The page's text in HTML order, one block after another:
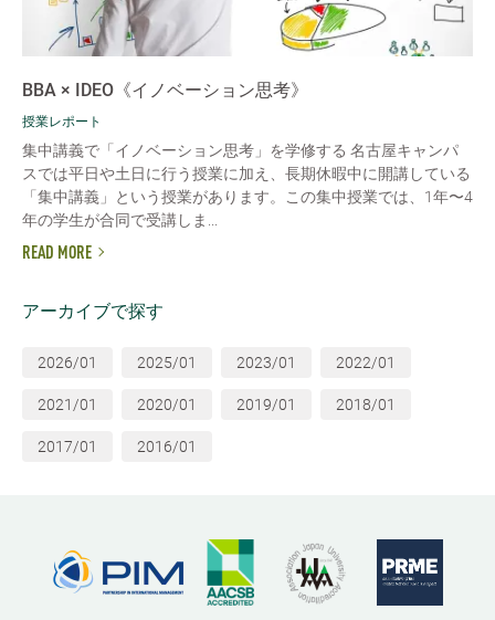
BBA × IDEO《イノベーション思考》
授業レポート
集中講義で「イノベーション思考」を学修する 名古屋キャンパ
スでは平日や土日に行う授業に加え、長期休暇中に開講している
「集中講義」という授業があります。この集中授業では、1年〜4
年の学生が合同で受講しま...
READ MORE
アーカイブで探す
2026/01 2025/01 2023/01 2022/01
2021/01 2020/01 2019/01 2018/01
2017/01 2016/01